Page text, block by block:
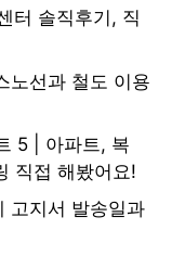
터 솔직후기, 직
노선과 철도 이용
5 | 아파트, 복
직접 해봤어요!
고지서 발송일과